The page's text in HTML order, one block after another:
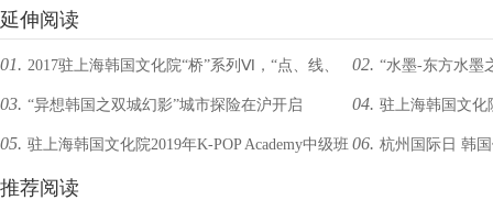
延伸阅读
01. 2017驻上海韩国文化院“桥”系列Ⅵ，“点、线、
面”展揭幕
02. “水墨-东方水墨
城，中韩共拾传统
03. “异想韩国之双城幻影”城市探险在沪开启 04. 驻上海韩国文化
验与众不同的韩国
05. 驻上海韩国文化院2019年K-POP Academy中级班
圆满落幕
06. 杭州国际日 韩
推荐阅读